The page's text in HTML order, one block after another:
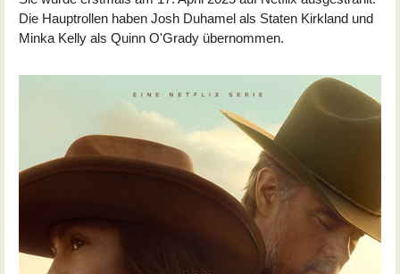
Die Hauptrollen haben Josh Duhamel als Staten Kirkland und
Minka Kelly als Quinn O'Grady übernommen.